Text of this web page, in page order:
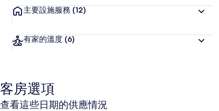
主要設施服務 (12)
有家的溫度 (6)
客房選項
查看這些日期的供應情況